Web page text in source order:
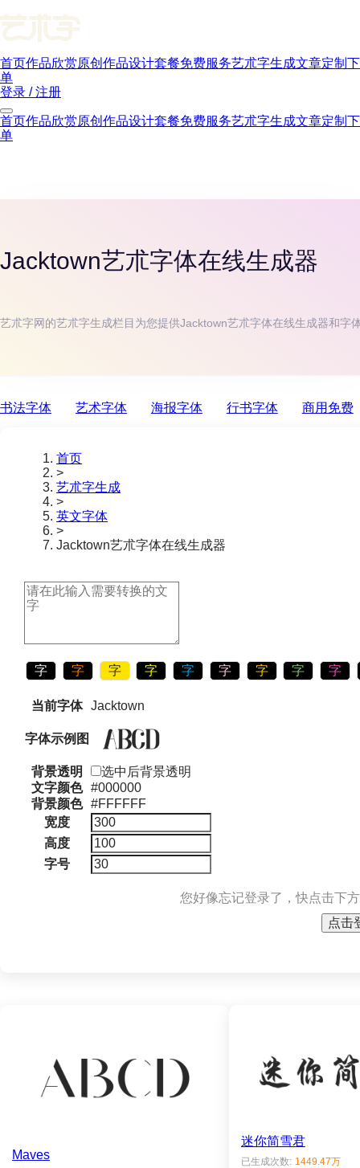
首页作品欣赏原创作品设计套餐免费服务艺朮字生成文章定制下
单
登录 / 注册
首页作品欣赏原创作品设计套餐免费服务艺朮字生成文章定制下
单
Jacktown艺朮字体在线生成器
艺朮字网的艺朮字生成栏目为您提供Jacktown艺朮字体在线生成器和字
书法字体 艺术字体 海报字体 行书字体 商用免费
首页
>
艺朮字生成
>
英文字体
>
Jacktown艺朮字体在线生成器
字 字 字 字 字 字 字 字 字
当前字体 Jacktown
字体示例图
背景透明
选中后背景透明
文字颜色 #000000
背景颜色 #FFFFFF
宽度
高度
字号
您好像忘记登录了，快点击下
点击
Maves
迷你简雪君
已生成次数: 1449.47万